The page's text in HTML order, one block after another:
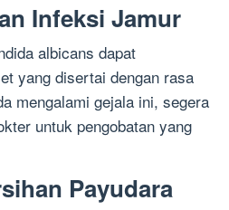
Infeksi Jamur
albicans dapat
yang disertai dengan rasa
mengalami gejala ini, segera
untuk pengobatan yang
Payudara